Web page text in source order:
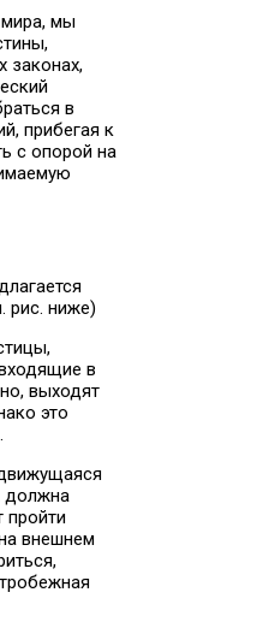
мы
законах,
в
прибегая к
с опорой на
рис. ниже)
в
выходят
это
должна
пройти
внешнем